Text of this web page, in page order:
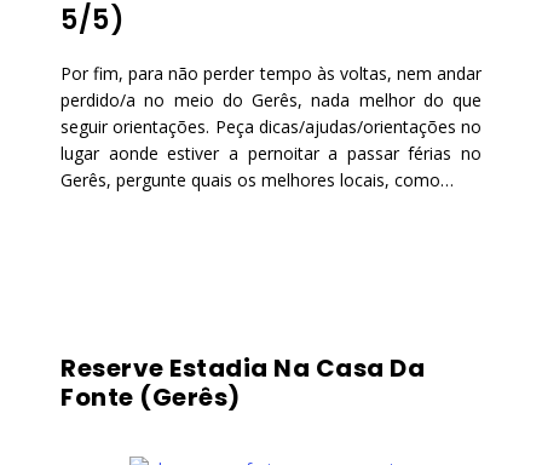
5/5)
Por fim, para não perder tempo às voltas, nem andar
perdido/a no meio do Gerês, nada melhor do que
seguir orientações. Peça dicas/ajudas/orientações no
lugar aonde estiver a pernoitar a passar férias no
Gerês, pergunte quais os melhores locais, como…
Reserve Estadia Na Casa Da
Fonte (Gerês)